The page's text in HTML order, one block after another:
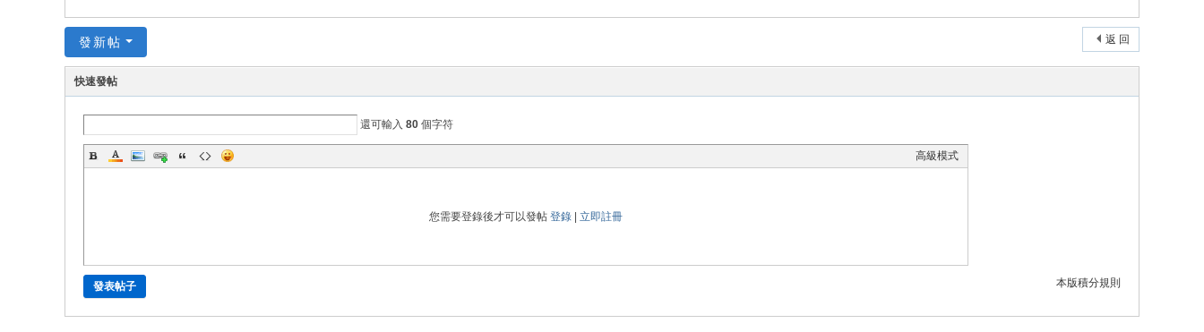
返 回
發新帖
快速發帖
還可輸入 80 個字符
高級模式
您需要登錄後才可以發帖 登錄 立即註冊
本版積分規則
發表帖子